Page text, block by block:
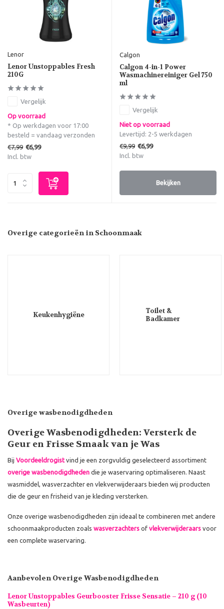
Lenor
Lenor Unstoppables Fresh
210G
Vergelijk
Op voorraad
* Op werkdagen voor 17:00
besteld = vandaag verzonden
€7,99 €6,99
Incl. btw
Calgon
Calgon 4-in-1 Power
Wasmachinereiniger Gel 750
ml
Vergelijk
Niet op voorraad
Levertijd: 2-5 werkdagen
€9,99 €6,99
Incl. btw
Bekijken
Overige categorieën in Schoonmaak
Keukenhygiëne
Toilet &
Badkamer
Overige wasbenodigdheden
Overige Wasbenodigdheden: Versterk de
Geur en Frisse Smaak van je Was
Bij Voordeeldrogistvind je een zorgvuldig geselecteerd assortiment
overige wasbenodigdheden die je waservaring optimaliseren. Naast
wasmiddel, wasverzachter en vlekverwijderaars bieden wij producten
die de geur en frisheid van je kleding versterken.
Onze overige wasbenodigdheden zijn ideaal te combineren met andere
schoonmaakproducten zoals wasverzachters of vlekverwijderaars voor
een complete waservaring.
Aanbevolen Overige Wasbenodigdheden
Lenor Unstoppables Geurbooster Frisse Sensatie – 210 g (10
Wasbeurten)